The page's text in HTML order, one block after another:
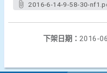
2016-6-14-9-58-30-
下架日期： 2016-